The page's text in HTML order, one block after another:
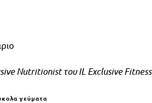
Nutritionistτου IL Exclusive Fitness
γεύματα